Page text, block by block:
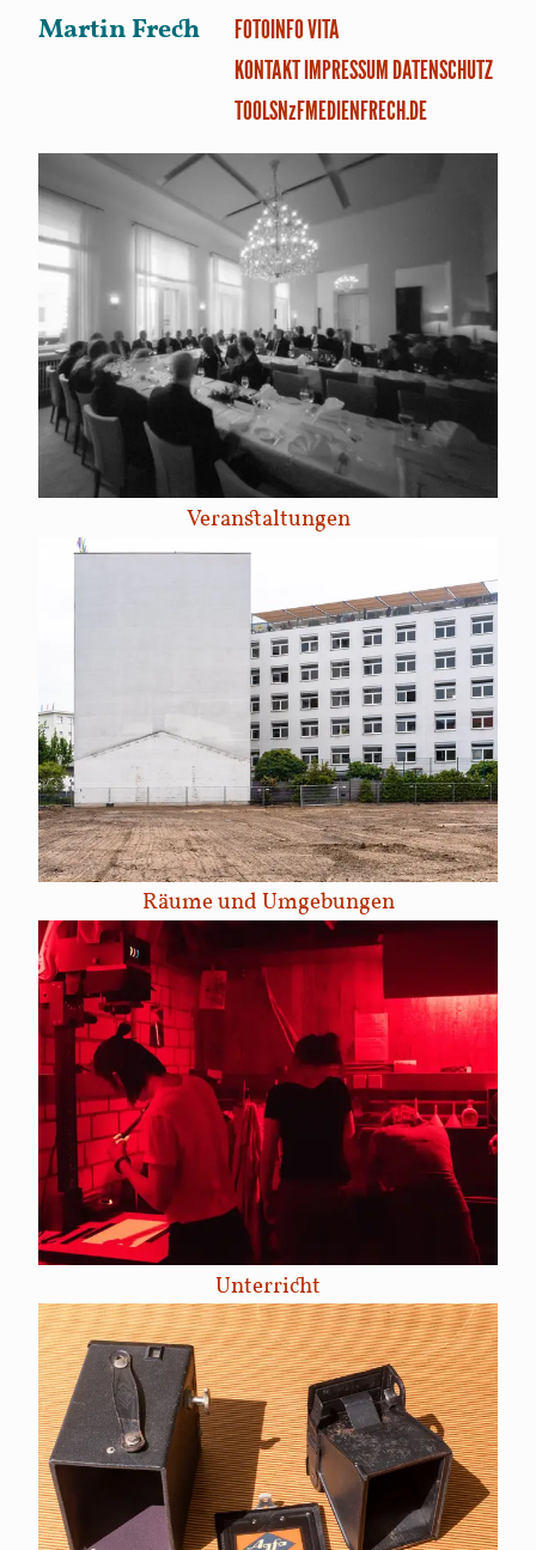
Martin Frech FOTOINFOVITA
KONTAKTIMPRESSUMDATENSCHUTZ
TOOLSNzFMEDIENFRECH.DE
Veranstaltungen
Räume und Umgebungen
Unterricht